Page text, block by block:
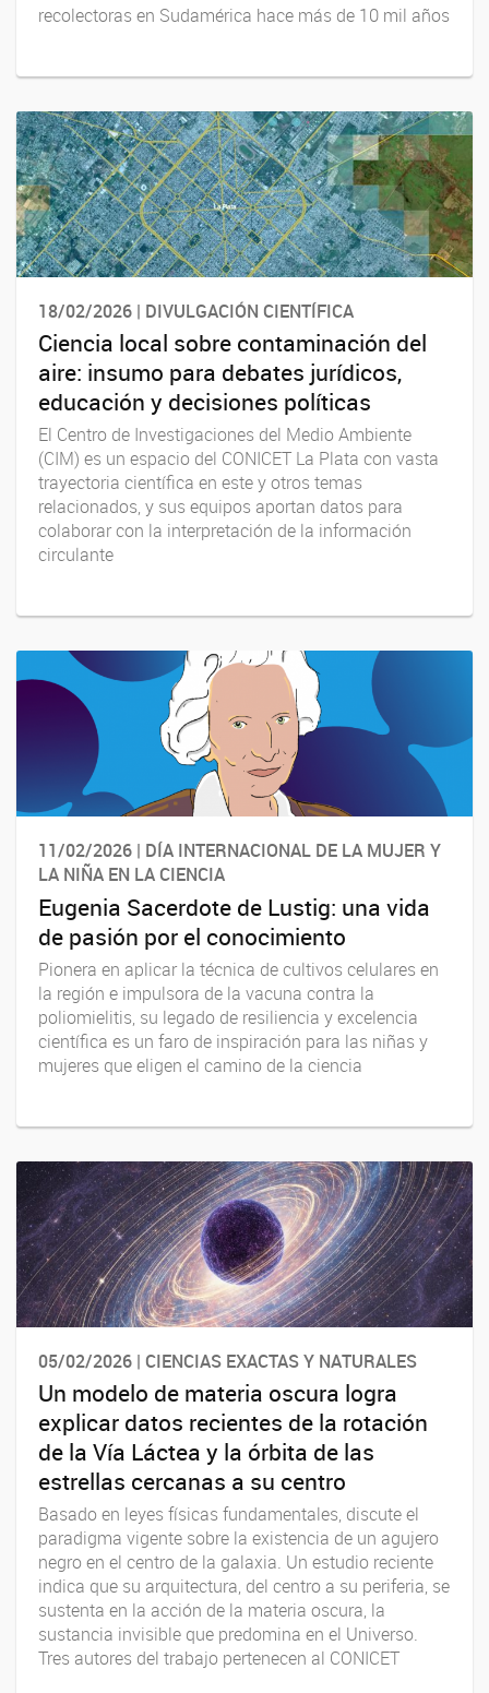
recolectoras en Sudamérica hace más de 10 mil años
18/02/2026 | DIVULGACIÓN CIENTÍFICA
Ciencia local sobre contaminación del
aire: insumo para debates jurídicos,
educación y decisiones políticas
El Centro de Investigaciones del Medio Ambiente
(CIM) es un espacio del CONICET La Plata con vasta
trayectoria científica en este y otros temas
relacionados, y sus equipos aportan datos para
colaborar con la interpretación de la información
circulante
11/02/2026 | DÍA INTERNACIONAL DE LA MUJER Y
LA NIÑA EN LA CIENCIA
Eugenia Sacerdote de Lustig: una vida
de pasión por el conocimiento
Pionera en aplicar la técnica de cultivos celulares en
la región e impulsora de la vacuna contra la
poliomielitis, su legado de resiliencia y excelencia
científica es un faro de inspiración para las niñas y
mujeres que eligen el camino de la ciencia
05/02/2026 | CIENCIAS EXACTAS Y NATURALES
Un modelo de materia oscura logra
explicar datos recientes de la rotación
de la Vía Láctea y la órbita de las
estrellas cercanas a su centro
Basado en leyes físicas fundamentales, discute el
paradigma vigente sobre la existencia de un agujero
negro en el centro de la galaxia. Un estudio reciente
indica que su arquitectura, del centro a su periferia, se
sustenta en la acción de la materia oscura, la
sustancia invisible que predomina en el Universo.
Tres autores del trabajo pertenecen al CONICET